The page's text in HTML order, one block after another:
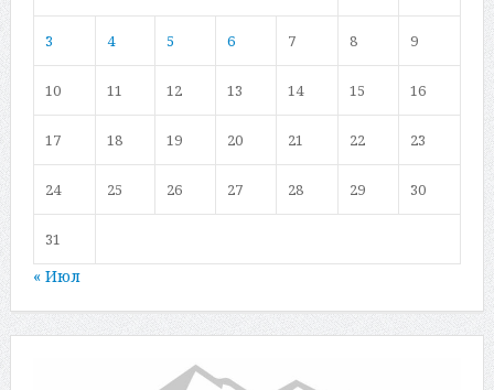
3 4 5 6 7 8 9
10 11 12 13 14 15 16
17 18 19 20 21 22 23
24 25 26 27 28 29 30
31
« Июл